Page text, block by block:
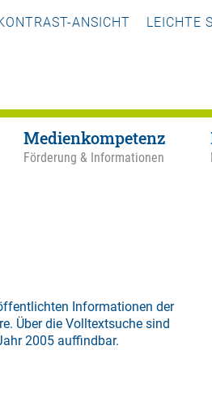
ANSICHT LEICHTE
Medienkompetenz
Förderung & Informationen
Informationen der
Über die Volltextsuche sind
2005 auffindbar.